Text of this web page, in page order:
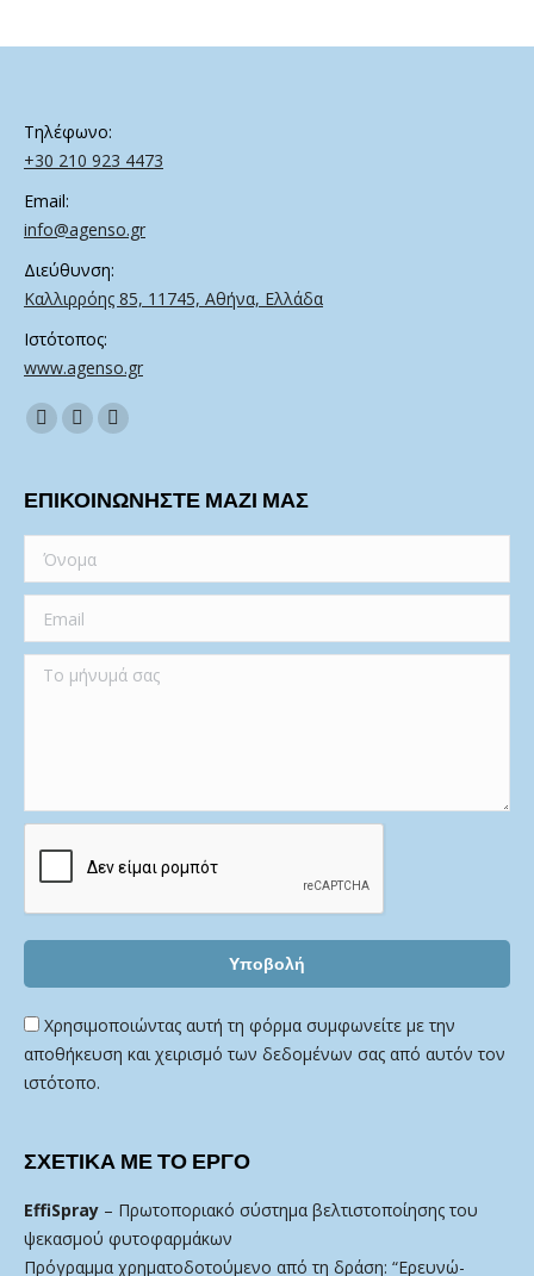
Τηλέφωνο:
+30 210 923 4473
Email:
info@agenso.gr
Διεύθυνση:
Καλλιρρόης 85, 11745, Αθήνα, Ελλάδα
Ιστότοπος:
www.agenso.gr
Find us on:
Facebook
TwitterLinkedin
ΕΠΙΚΟΙΝΩΝΗΣΤΕ ΜΑΖΙ ΜΑΣ
Χρησιμοποιώντας αυτή τη φόρμα συμφωνείτε με την
αποθήκευση και χειρισμό των δεδομένων σας από αυτόν τον
ιστότοπο.
ΣΧΕΤΙΚΑ ΜΕ ΤΟ ΕΡΓΟ
EffiSpray – Πρωτοποριακό σύστημα βελτιστοποίησης του
ψεκασμού φυτοφαρμάκων
Πρόγραμμα χρηματοδοτούμενο από τη δράση: “Ερευνώ-